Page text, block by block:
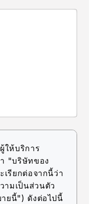
ให้บริการ
า "บริษัทของ
เรียกต่อจากนี้ว่า
มเป็นส่วนตัว
ายนี้") ดังต่อไปนี้